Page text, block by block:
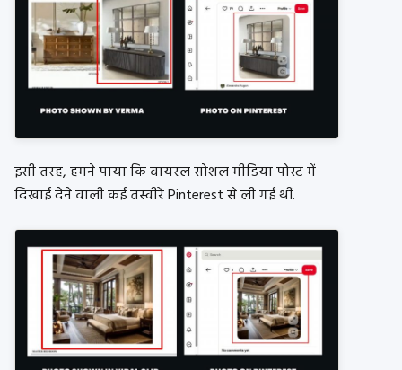
इसी तरह, हमने पाया कि वायरल सोशल मीडिया पोस्ट में
दिखाई देने वाली कई तस्वीरें Pinterest से ली गई थीं.